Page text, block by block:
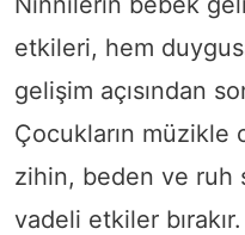
etkileri, hem
gelişim açısından
Çocukların müzikle
zihin, beden ve ruh
vadeli etkiler bırakır.